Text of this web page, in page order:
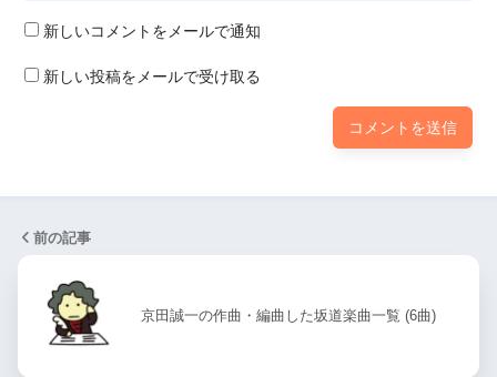
新しいコメントをメールで通知
新しい投稿をメールで受け取る
前の記事
京田誠一の作曲・編曲した坂道楽曲一覧 (6曲)